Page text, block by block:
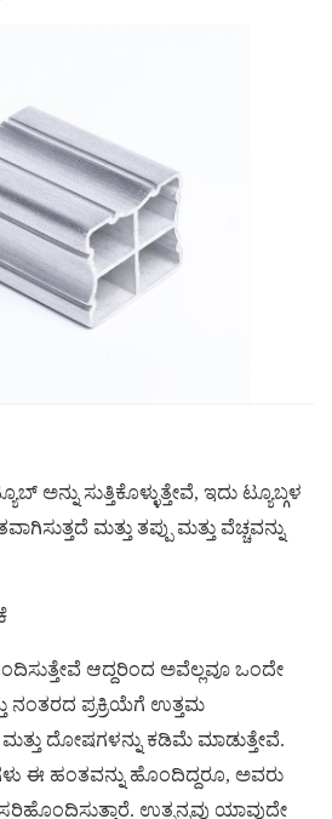
ಸುತ್ತಿಕೊಳ್ಳುತ್ತೇವೆ, ಇದು ಟ್ಯೂಬ್ಗಳ
ಮತ್ತು ತಪ್ಪು ಮತ್ತು ವೆಚ್ಚವನ್ನು
ಆದ್ದರಿಂದ ಅವೆಲ್ಲವೂ ಒಂದೇ
ನಂತರದ ಪ್ರಕ್ರಿಯೆಗೆ ಉತ್ತಮ
ದೋಷಗಳನ್ನು ಕಡಿಮೆ ಮಾಡುತ್ತೇವೆ.
ಈ ಹಂತವನ್ನು ಹೊಂದಿದ್ದರೂ, ಅವರು
ಉತ್ಪನ್ನವು ಯಾವುದೇ